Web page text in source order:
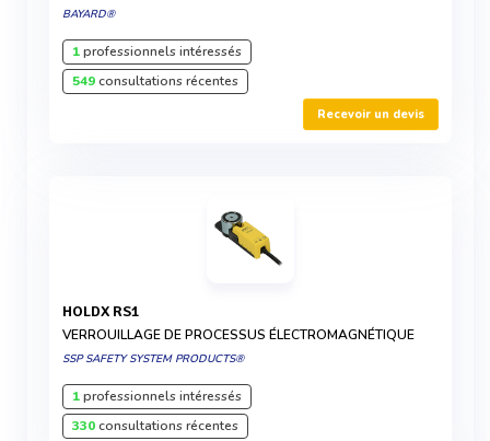
BAYARD®
1professionnels intéressés
549consultations récentes
Recevoir un devis
HOLDX RS1
VERROUILLAGE DE PROCESSUS ÉLECTROMAGNÉTIQUE
SSP SAFETY SYSTEM PRODUCTS®
1professionnels intéressés
330consultations récentes